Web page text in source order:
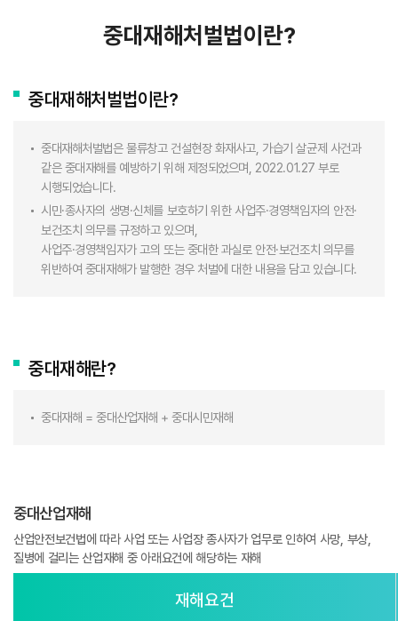
중대재해처벌법이란?
중대재해처벌법이란?
중대재해처벌법은 물류창고 건설현장 화재사고, 가습기 살균제 사건과
같은 중대재해를 예방하기 위해 제정되었으며, 2022.01.27 부로
시행되었습니다.
시민·종사자의 생명·신체를 보호하기 위한 사업주·경영책임자의 안전·
보건조치 의무를 규정하고 있으며,
사업주·경영책임자가 고의 또는 중대한 과실로 안전·보건조치 의무를
위반하여 중대재해가 발행한 경우 처벌에 대한 내용을 담고 있습니다.
중대재해란?
중대재해 = 중대산업재해 + 중대시민재해
중대산업재해
산업안전보건법에 따라 사업 또는 사업장 종사자가 업무로 인하여 사망, 부상,
질병에 걸리는 산업재해 중 아래요건에 해당하는 재해
재해요건